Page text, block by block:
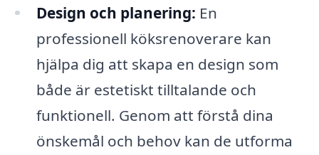
Design och planering: En
professionell köksrenoverare kan
hjälpa dig att skapa en design som
både är estetiskt tilltalande och
funktionell. Genom att förstå dina
önskemål och behov kan de utforma